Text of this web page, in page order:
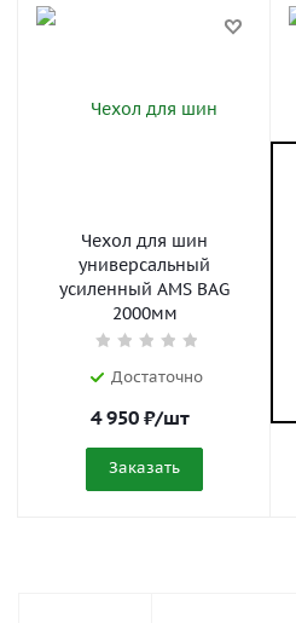
Чехол для шин
универсальный
усиленный AMS BAG
2000мм
Достаточно
4 950 ₽/шт
Заказать